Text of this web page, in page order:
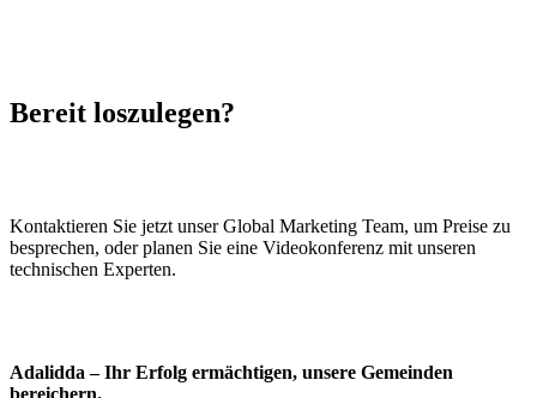
Bereit loszulegen?
Kontaktieren Sie jetzt unser Global Marketing Team, um Preise zu
besprechen, oder planen Sie eine Videokonferenz mit unseren
technischen Experten.
Adalidda – Ihr Erfolg ermächtigen, unsere Gemeinden
bereichern.